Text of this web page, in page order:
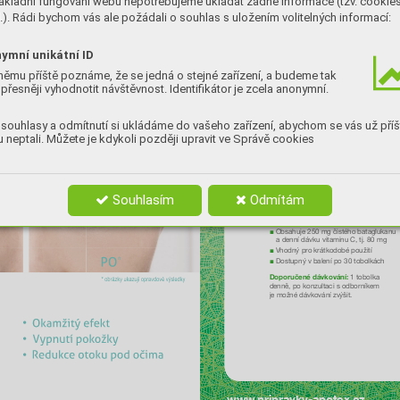
Rádi bychom vás ale požádali o souhlas s uložením volitelných informací:
unikátní ID
příště poznáme, že se jedná o stejné zařízení, a budeme tak
vyhodnotit návštěvnost. Identifikátor je zcela anonymní.
a odmítnutí si ukládáme do vašeho zařízení, abychom se vás už
neptali. Můžete je kdykoli později upravit ve Správě cookies
Souhlasím Odmítám
•
•
•
Geniální detektiv Lopez stál v
e výběhu
a vyhříval se v podvečerním slunci.
Betaglukan FORTE
S vitaminem C – přispívá normální
■ Obsahuje 250 mg čistého bataglukanu
adenní dávku vitaminu C, tj. 80 mg
■ Vhodný pro krátkodobé použití
■ Dostupný v balení po 30 tobolkách
Doporučené dávkování: 1 tobolka
denně, po konzultaci s odborníkem
je možné dávkování zvýšit.
Betaglukan FOR
Uvětších dětí